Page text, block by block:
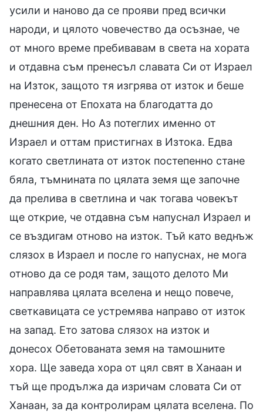
усили и наново да се прояви пред всички
народи, и цялото човечество да осъзнае, че
от много време пребивавам в света на хората
и отдавна съм пренесъл славата Си от Израел
на Изток, защото тя изгрява от изток и беше
пренесена от Епохата на благодатта до
днешния ден. Но Аз потеглих именно от
Израел и оттам пристигнах в Изтока. Едва
когато светлината от изток постепенно стане
бяла, тъмнината по цялата земя ще започне
да прелива в светлина и чак тогава човекът
ще открие, че отдавна съм напуснал Израел и
се въздигам отново на изток. Тъй като веднъж
слязох в Израел и после го напуснах, не мога
отново да се родя там, защото делото Ми
направлява цялата вселена и нещо повече,
светкавицата се устремява направо от изток
на запад. Ето затова слязох на изток и
донесох Обетованата земя на тамошните
хора. Ще заведа хора от цял свят в Ханаан и
тъй ще продължа да изричам словата Си от
Ханаан, за да контролирам цялата вселена. По